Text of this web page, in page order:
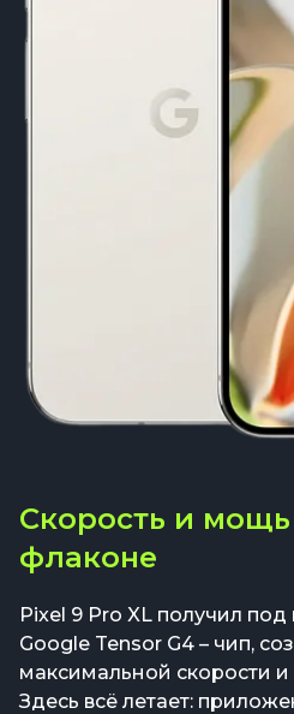
Скорость и
флаконе
Pixel 9 Pro XL получил
Google Tensor G4 – чип,
максимальной скорости
Здесь всё летает: